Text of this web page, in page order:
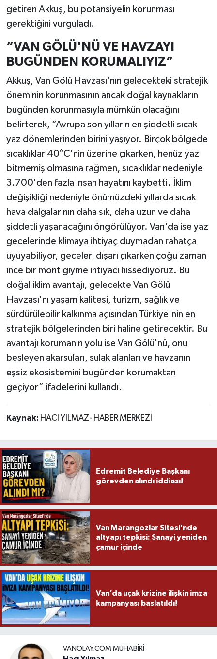
getiren Akkuş, bu potansiyelin korunması
gerektiğini vurguladı.
“VAN GÖLÜ'NÜ VE HAVZAYI
BUGÜNDEN KORUMALIYIZ”
Akkuş, Van Gölü Havzası'nın gelecekteki stratejik
öneminin korunmasının ancak doğal kaynakların
bugünden korunmasıyla mümkün olacağını
belirterek, “Avrupa son yılların en şiddetli sıcak
yaz dönemlerinden birini yaşıyor. Birçok bölgede
sıcaklıklar 40°C'nin üzerine çıkarken, henüz yaz
bitmemiş olmasına rağmen, sıcaklıklar nedeniyle
3.700'den fazla insan hayatını kaybetti. İklim
değişikliği nedeniyle önümüzdeki yıllarda sıcak
hava dalgalarının daha sık, daha uzun ve daha
şiddetli yaşanacağını öngörülüyor. Van'da ise yaz
gecelerinde klimaya ihtiyaç duymadan rahatça
uyuyabiliyor, geceleri dışarı çıkarken çoğu zaman
ince bir mont giyme ihtiyacı hissediyoruz. Bu
doğal iklim avantajı, gelecekte Van Gölü
Havzası'nı yaşam kalitesi, turizm, sağlık ve
sürdürülebilir kalkınma açısından Türkiye'nin en
stratejik bölgelerinden biri haline getirecektir. Bu
avantajı korumanın yolu ise Van Gölü'nü, onu
besleyen akarsuları, sulak alanları ve havzanın
eşsiz ekosistemini bugünden korumaktan
geçiyor” ifadelerini kullandı.
Kaynak: HACI YILMAZ- HABER MERKEZİ
Edremit Belediye Başkanı
görevden alındı iddiası!
Van Marangozlar Sitesi’nde
altyapı tepkisi: Sanayi yeniden
çamur içinde
Van’da uçak krizine ilişkin imza
kampanyası başlatıldı!
VANOLAY.COM MUHABIRI